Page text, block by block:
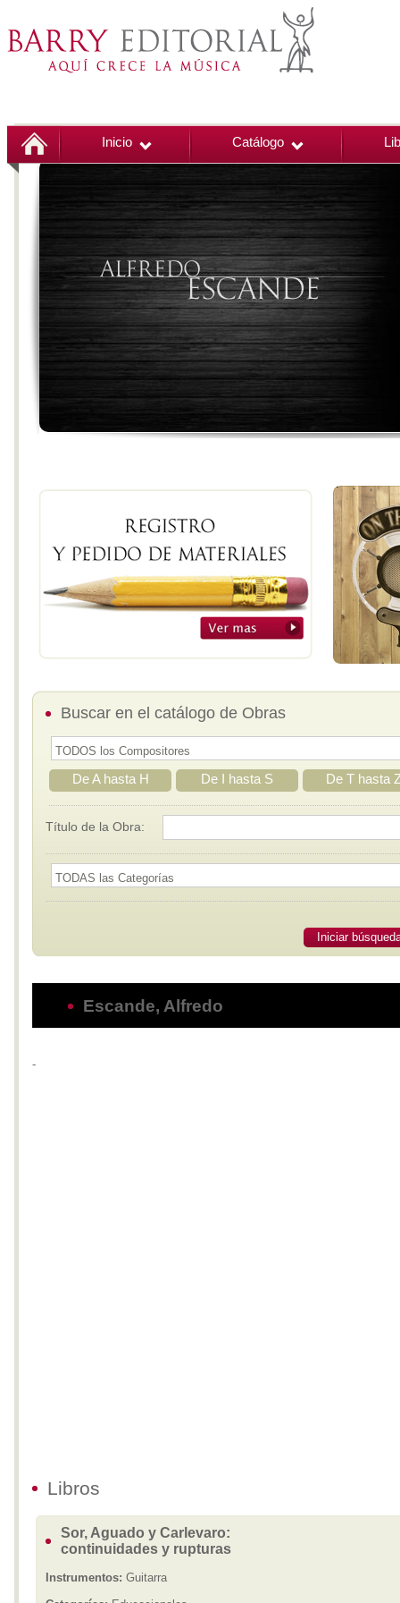
Inicio Catálogo
Buscar en el catálogo de Obras
De A hasta H De I hasta S De T hasta
Título de la Obra:
Iniciar
Escande, Alfredo
-
Libros
Sor, Aguado y Carlevaro:
continuidades y rupturas
Instrumentos: Guitarra